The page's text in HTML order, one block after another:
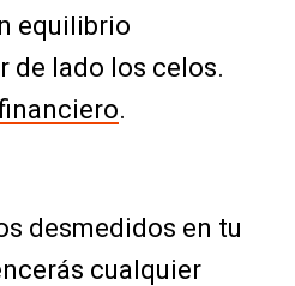
equilibrio
de lado los celos.
.
desmedidos en tu
cualquier